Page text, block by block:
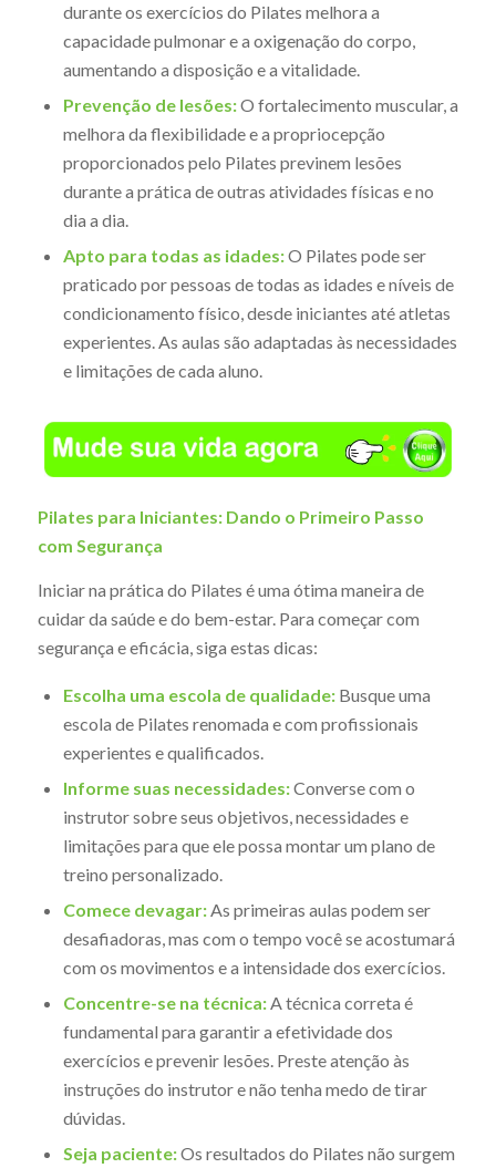
durante os exercícios do Pilates melhora a
capacidade pulmonar e a oxigenação do corpo,
aumentando a disposição e a vitalidade.
Prevenção de lesões:O fortalecimento muscular, a
melhora da flexibilidade e a propriocepção
proporcionados pelo Pilates previnem lesões
durante a prática de outras atividades físicas e no
dia a dia.
Apto para todas as idades:O Pilates pode ser
praticado por pessoas de todas as idades e níveis de
condicionamento físico, desde iniciantes até atletas
experientes. As aulas são adaptadas às necessidades
e limitações de cada aluno.
Pilates para Iniciantes: Dando o Primeiro Passo
com Segurança
Iniciar na prática do Pilates é uma ótima maneira de
cuidar da saúde e do bem-estar. Para começar com
segurança e eficácia, siga estas dicas:
Escolha uma escola de qualidade:Busque uma
escola de Pilates renomada e com profissionais
experientes e qualificados.
Informe suas necessidades:Converse com o
instrutor sobre seus objetivos, necessidades e
limitações para que ele possa montar um plano de
treino personalizado.
Comece devagar:As primeiras aulas podem ser
desafiadoras, mas com o tempo você se acostumará
com os movimentos e a intensidade dos exercícios.
Concentre-se na técnica:A técnica correta é
fundamental para garantir a efetividade dos
exercícios e prevenir lesões. Preste atenção às
instruções do instrutor e não tenha medo de tirar
dúvidas.
Seja paciente:Os resultados do Pilates não surgem